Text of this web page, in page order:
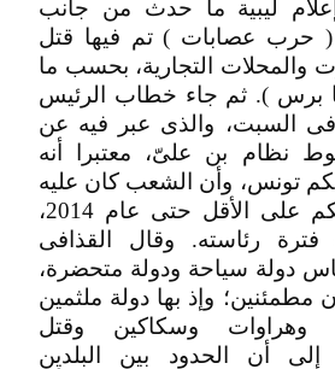
ليبية ما حدث من جانب
حرب عصابات ) تم فيها قتل
والمحلات التجارية، بحسب ما
برس ). ثم جاء خطاب الرئيس
السبت، والذى عبر فيه عن
نظام بن علىّ، معتبرا أنه
تونس، وأن الشعب كان عليه
أن يتركه فى الحكم على الأقل حتى عام 2014،
فترة رئاسته. وقال القذافى
دولة سياحة ودولة متحضرة،
مطمئنين؛ وإذ بها دولة ملثمين
وهراوات وسكاكين وقتل
أن الحدود بين البلدين